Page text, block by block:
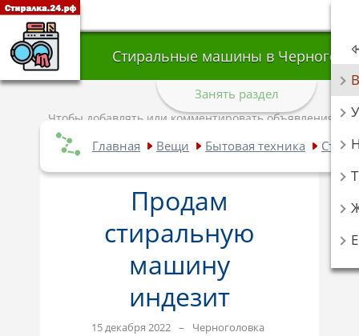
Главная Вещи Бытовая техника
Стиральные машины в
Занять раздел
Чтобы добавлять или комментировать объявления,
авторизуйтесь
Продам
стиральную
машину
индезит
15 декабря 2022 – Черноголовка